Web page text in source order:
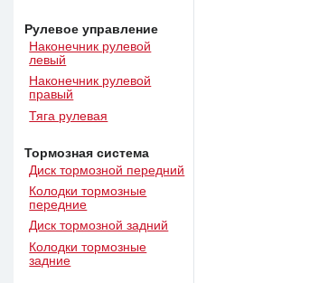
Рулевое управление
Наконечник рулевой
левый
Наконечник рулевой
правый
Тяга рулевая
Тормозная система
Диск тормозной передний
Колодки тормозные
передние
Диск тормозной задний
Колодки тормозные
задние